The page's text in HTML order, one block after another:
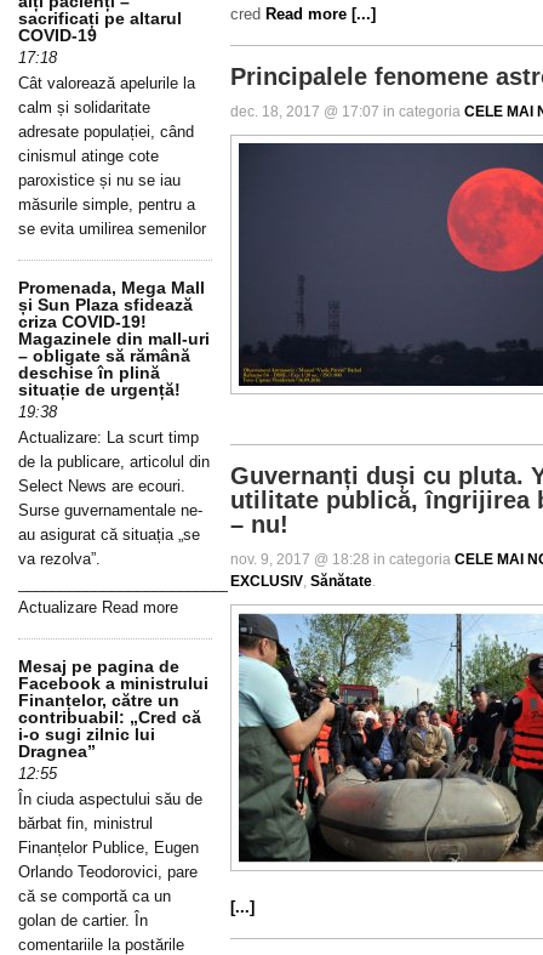
cred Read more [...]
Principalele fenomene
dec. 18, 2017 @ 17:07 in categoria CELE MAI
Guvernanți duși cu pluta.
utilitate publică, îngrijirea
– nu!
nov. 9, 2017 @ 18:28 in categoria CELE MAI
EXCLUSIV, Sănătate.
[...]
sacrificați pe altarul
COVID-19
17:18
Cât valorează apelurile la
calm și solidaritate
adresate populației, când
cinismul atinge cote
paroxistice și nu se iau
măsurile simple, pentru a
se evita umilirea semenilor
Promenada, Mega Mall
și Sun Plaza sfidează
criza COVID-19!
Magazinele din mall-uri
– obligate să rămână
deschise în plină
situație de urgență!
19:38
Actualizare: La scurt timp
de la publicare, articolul din
Select News are ecouri.
Surse guvernamentale ne-
au asigurat că situația „se
va rezolva”.
Actualizare Read more
Mesaj pe pagina de
Facebook a ministrului
Finanțelor, către un
contribuabil: „Cred că
i-o sugi zilnic lui
Dragnea”
12:55
În ciuda aspectului său de
bărbat fin, ministrul
Finanțelor Publice, Eugen
Orlando Teodorovici, pare
că se comportă ca un
golan de cartier. În
comentariile la postările